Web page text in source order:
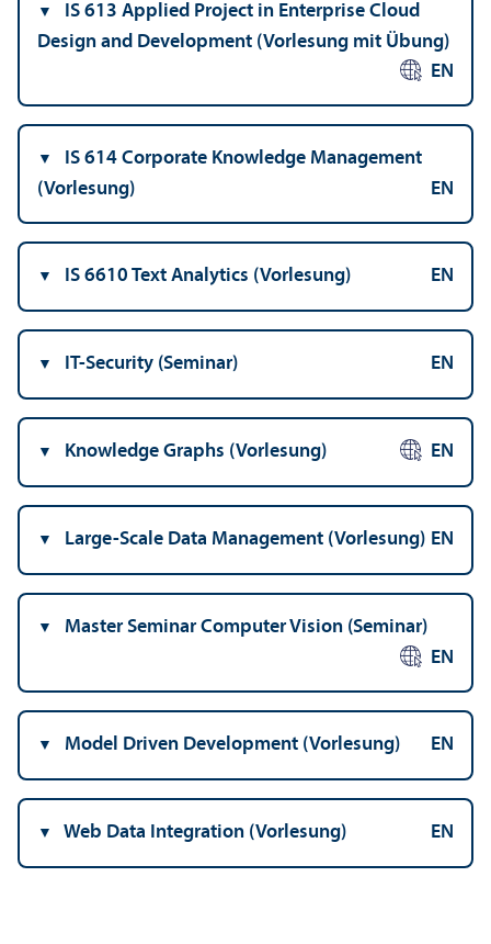
IS 613 Applied Project in Enterprise Cloud
Design and Development (Vorlesung mit Übung)
EN
IS 614 Corporate Knowledge Management
(Vorlesung)
EN
IS 6610 Text Analytics (Vorlesung) EN
IT-Security (Seminar) EN
Knowledge Graphs (Vorlesung) EN
Large-Scale Data Management (Vorlesung) EN
Master Seminar Computer Vision (Seminar)
EN
Model Driven Development (Vorlesung) EN
Web Data Integration (Vorlesung) EN